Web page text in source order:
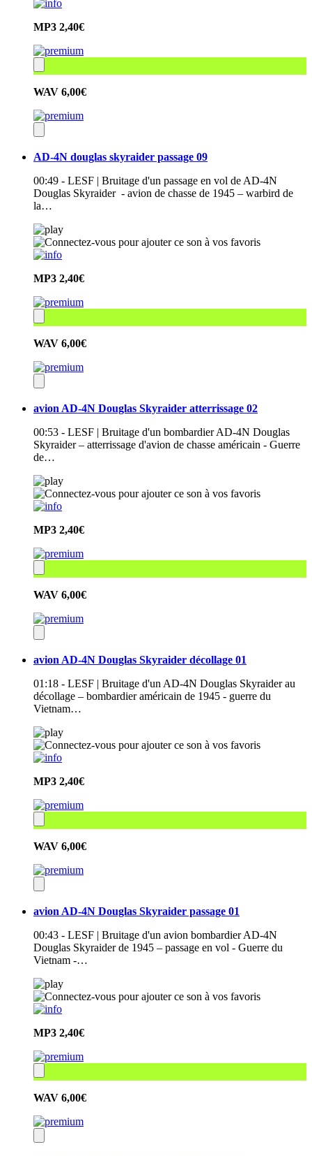
MP3 2,40€
WAV 6,00€
AD-4N douglas skyraider passage 09
00:49 - LESF | Bruitage d'un passage en vol de AD-4N
Douglas Skyraider - avion de chasse de 1945 – warbird de
la…
MP3 2,40€
WAV 6,00€
avion AD-4N Douglas Skyraider atterrissage 02
00:53 - LESF | Bruitage d'un bombardier AD-4N Douglas
Skyraider – atterrissage d'avion de chasse américain - Guerre
de…
MP3 2,40€
WAV 6,00€
avion AD-4N Douglas Skyraider décollage 01
01:18 - LESF | Bruitage d'un AD-4N Douglas Skyraider au
décollage – bombardier américain de 1945 - guerre du
Vietnam…
MP3 2,40€
WAV 6,00€
avion AD-4N Douglas Skyraider passage 01
00:43 - LESF | Bruitage d'un avion bombardier AD-4N
Douglas Skyraider de 1945 – passage en vol - Guerre du
Vietnam -…
MP3 2,40€
WAV 6,00€